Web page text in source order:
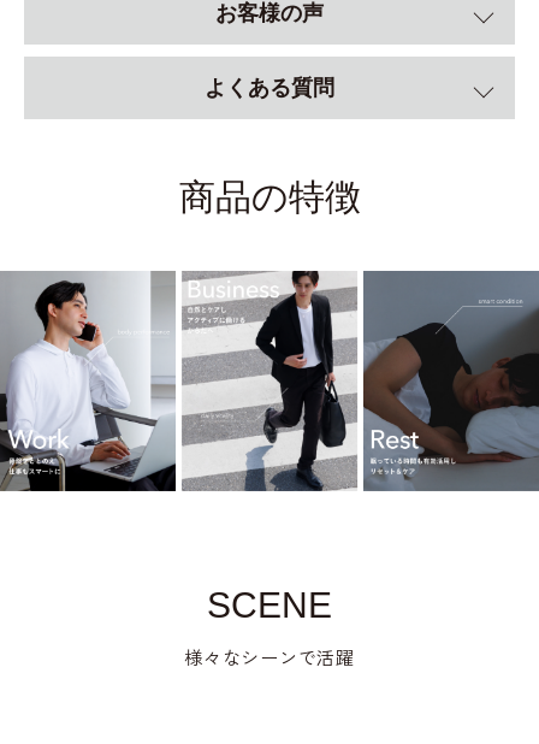
お客様の声
よくある質問
商品の特徴
SCENE
様々なシーンで活躍